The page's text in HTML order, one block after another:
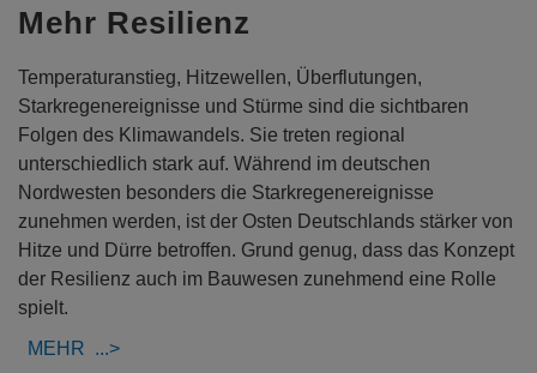
Mehr Resilienz
Temperaturanstieg, Hitzewellen, Überflutungen,
Starkregenereignisse und Stürme sind die sichtbaren
Folgen des Klimawandels. Sie treten regional
unterschiedlich stark auf. Während im deutschen
Nordwesten besonders die Starkregenereignisse
zunehmen werden, ist der Osten Deutschlands stärker von
Hitze und Dürre betroffen. Grund genug, dass das Konzept
der Resilienz auch im Bauwesen zunehmend eine Rolle
spielt.